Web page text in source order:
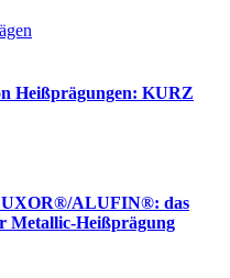
Heißprägungen: KURZ
ALUFIN®: das
Metallic-Heißprägung